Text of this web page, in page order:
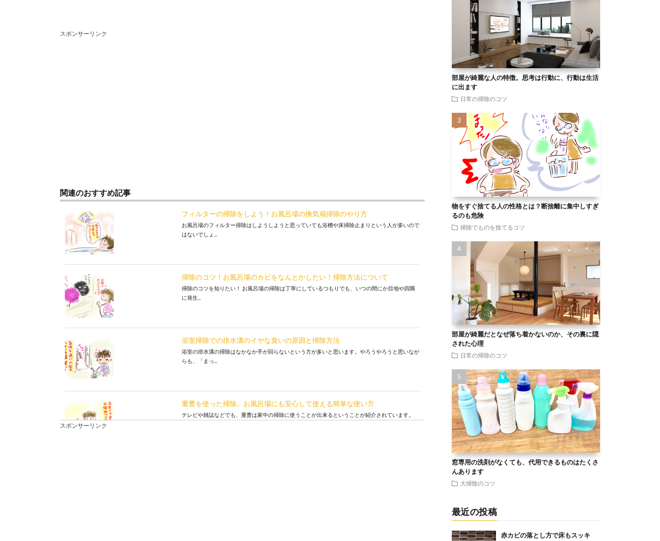
スポンサーリンク
関連のおすすめ記事
フィルターの掃除をしよう！お風呂場の換気扇掃除のやり方
お風呂場のフィルター掃除はしようしようと思っていても浴槽や床掃除止まりという人が多いので
はないでしょ...
掃除のコツ！お風呂場のカビをなんとかしたい！掃除方法について
掃除のコツを知りたい！ お風呂場の掃除は丁寧にしているつもりでも、いつの間にか目地や四隅
に発生...
浴室掃除での排水溝のイヤな臭いの原因と掃除方法
浴室の排水溝の掃除はなかなか手が回らないという方が多いと思います。やろうやろうと思いなが
らも、「まっ...
重曹を使った掃除。お風呂場にも安心して使える簡単な使い方
テレビや雑誌などでも、重曹は家中の掃除に使うことが出来るということが紹介されています。
スポンサーリンク
部屋が綺麗な人の特徴。思考は行動に、行動は生活
に出ます
日常の掃除のコツ
物をすぐ捨てる人の性格とは？断捨離に集中しすぎ
るのも危険
掃除でものを捨てるコツ
部屋が綺麗だとなぜ落ち着かないのか、その裏に隠
された心理
日常の掃除のコツ
窓専用の洗剤がなくても、代用できるものはたくさ
んあります
大掃除のコツ
最近の投稿
赤カビの落とし方で床もスッキ